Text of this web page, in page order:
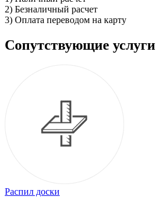
2) Безналичный расчет
3) Оплата переводом на карту
Сопутствующие услуги
Распил доски